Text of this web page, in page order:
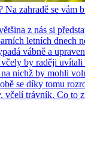
zahradě se vám
z nás si
letních dnech
vábně a
by raději
nichž by mohli
se díky tomu
včelí trávník. Co to